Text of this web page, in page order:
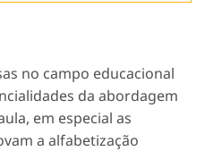
no campo educacional
da abordagem
em especial as
a alfabetização